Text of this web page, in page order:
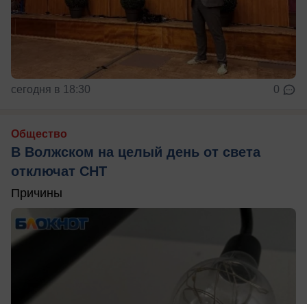
сегодня в 18:30 0
Общество
В Волжском на целый день от света
отключат СНТ
Причины